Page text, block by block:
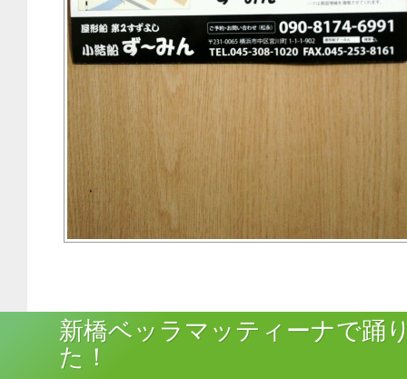
新橋ベッラマッティーナで踊
た！